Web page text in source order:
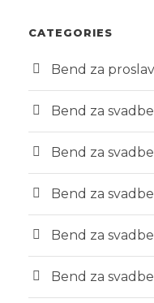
CATEGORIES
Bend za
Bend za
Bend za
Bend za
Bend za
Bend za